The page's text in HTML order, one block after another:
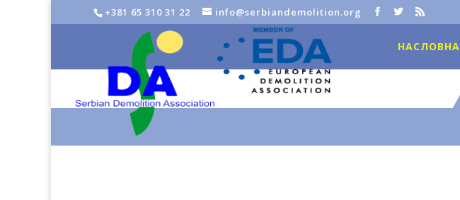
+381 65 310 31 22 info@serbiandemolition.org
НАСЛОВНА